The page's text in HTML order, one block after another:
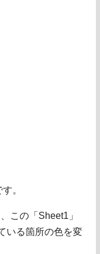
。
この「Sheet1」
いる箇所の色を変